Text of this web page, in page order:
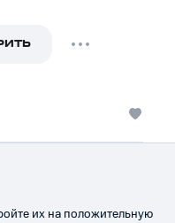
их на положительную